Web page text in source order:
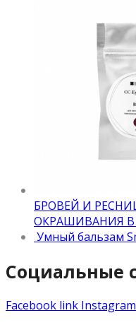
БРОВЕЙ И
ОКРАШИВАНИЯ В
Умный бальзам
Социальные
Facebook link